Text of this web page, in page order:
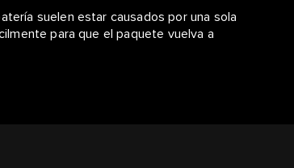
suelen estar causados por una sola
para que el paquete vuelva a